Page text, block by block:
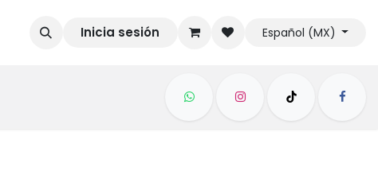
Inicia sesión Español (MX)